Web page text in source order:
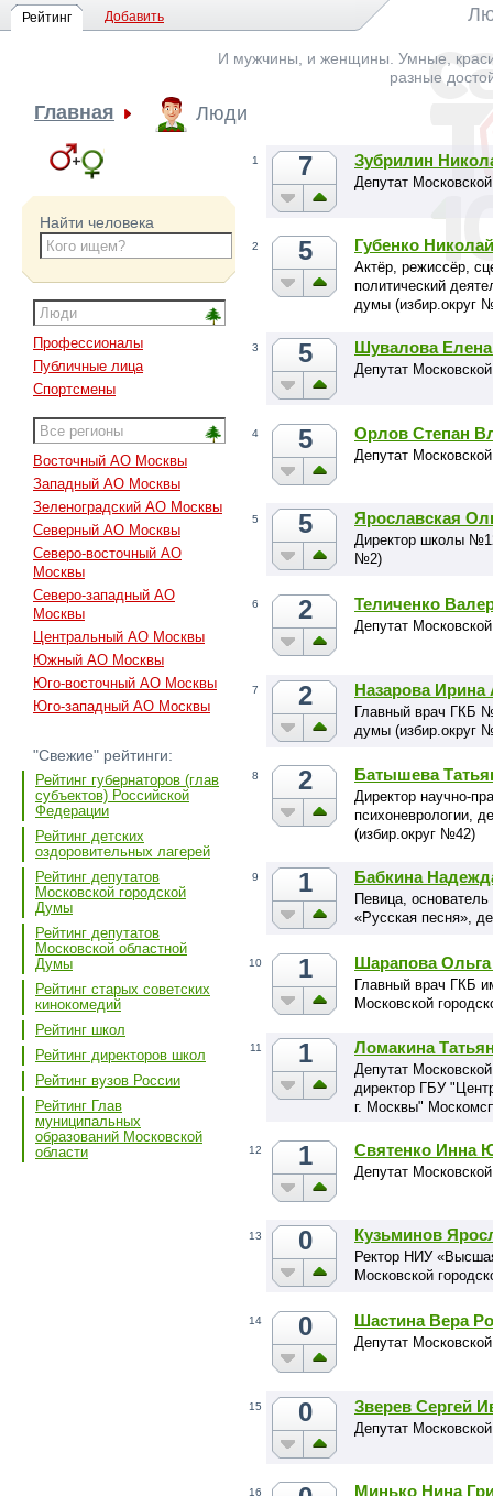
Рейтинг Добавить
И мужчины, и женщины. Умные,
разные
Главная Люди
Найти человека
Профессионалы
Публичные лица
Спортсмены
Восточный АО Москвы
Западный АО Москвы
Зеленоградский АО Москвы
Северный АО Москвы
Северо-восточный АО
Москвы
Северо-западный АО
Москвы
Центральный АО Москвы
Южный АО Москвы
Юго-восточный АО Москвы
Юго-западный АО Москвы
"Свежие" рейтинги:
Рейтинг губернаторов (глав
субъектов) Российской
Федерации
Рейтинг детских
оздоровительных лагерей
Рейтинг депутатов
Московской городской
Думы
Рейтинг депутатов
Московской областной
Думы
Рейтинг старых советских
кинокомедий
Рейтинг школ
Рейтинг директоров школ
Рейтинг вузов России
Рейтинг Глав
муниципальных
образований Московской
области
1 7 Зубрилин
Депутат
2 5 Губенко
Актёр, режиссёр,
политический
думы (избир.округ
3 5 Шувалова
Депутат
4 5 Орлов Степан
Депутат
5 5 Ярославская
Директор школы
№2)
6 2 Теличенко
Депутат
7 2 Назарова Ирина
Главный врач ГКБ
думы (избир.округ
8 2 Батышева
Директор научно-
психоневрологии,
(избир.округ №42)
9 1 Бабкина
Певица,
«Русская песня»,
10 1 Шарапова
Главный врач ГКБ
Московской
11 1 Ломакина
Депутат
директор ГБУ
г. Москвы"
12 1 Святенко Инна
Депутат
13 0 Кузьминов
Ректор НИУ
Московской
14 0 Шастина Вера
Депутат
15 0 Зверев Сергей
Депутат
16 Минько Нина